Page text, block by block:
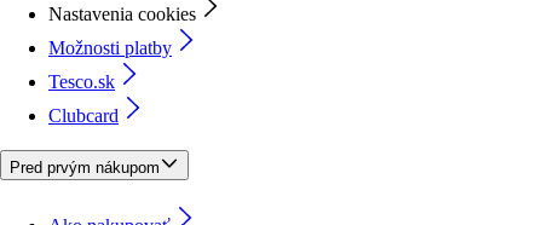
Nastavenia cookies
Možnosti platby
Tesco.sk
Clubcard
Pred prvým nákupom